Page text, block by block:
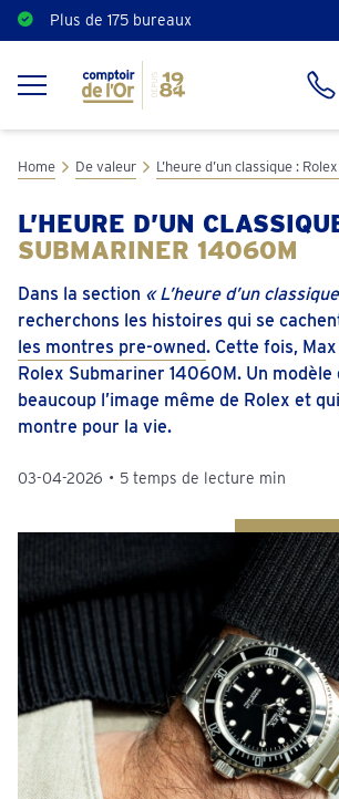
Plus de 175 bureaux
Estimation gratuite
Home De valeur L’heure d’un classique :
L’HEURE D’UN
SUBMARINER 14060M
Dans la section « L’heure d’un classique
recherchons les histoires qui se
les montres pre-owned. Cette fois,
Rolex Submariner 14060M. Un modèle
beaucoup l’image même de Rolex et
montre pour la vie.
03-04-2026 • 5 temps de lecture min